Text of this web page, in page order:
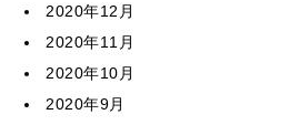
2020年12月
2020年11月
2020年10月
2020年9月